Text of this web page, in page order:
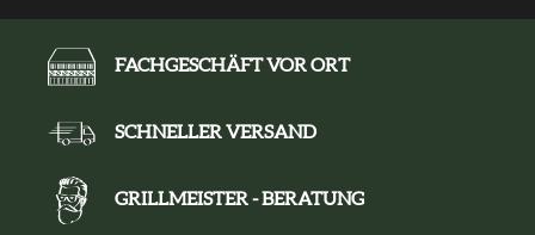
FACHGESCHÄFT VOR ORT
SCHNELLER VERSAND
GRILLMEISTER - BERATUNG